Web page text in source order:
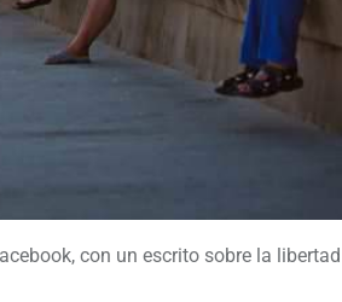
con un escrito sobre la